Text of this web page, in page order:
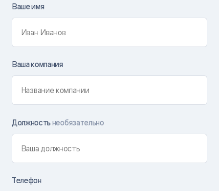
Ваше имя
Ваша компания
Должность необязательно
Телефон